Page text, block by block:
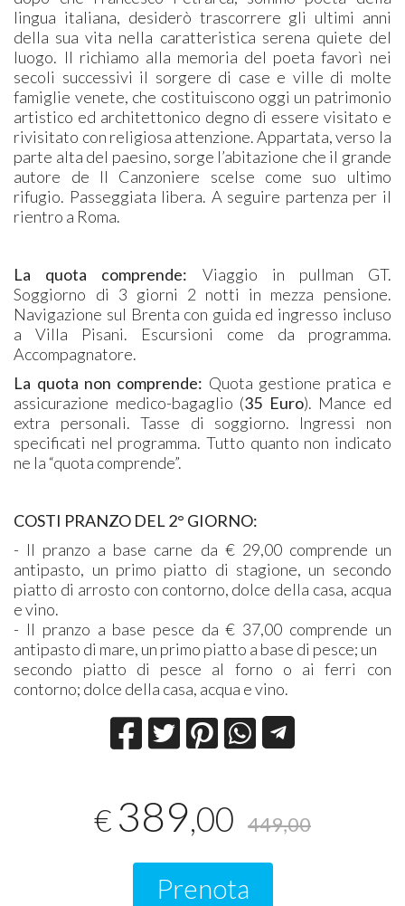
lingua italiana, desiderò trascorrere gli ultimi anni
della sua vita nella caratteristica serena quiete del
luogo. Il richiamo alla memoria del poeta favorì nei
secoli successivi il sorgere di case e ville di molte
famiglie venete, che costituiscono oggi un patrimonio
artistico ed architettonico degno di essere visitato e
rivisitato con religiosa attenzione. Appartata, verso la
parte alta del paesino, sorge l’abitazione che il grande
autore de Il Canzoniere scelse come suo ultimo
rifugio. Passeggiata libera. A seguire partenza per il
rientro a Roma.
La quota comprende: Viaggio in pullman GT.
Soggiorno di 3 giorni 2 notti in mezza pensione.
Navigazione sul Brenta con guida ed ingresso incluso
a Villa Pisani. Escursioni come da programma.
Accompagnatore.
La quota non comprende: Quota gestione pratica e
assicurazione medico-bagaglio (35 Euro). Mance ed
extra personali. Tasse di soggiorno. Ingressi non
specificati nel programma. Tutto quanto non indicato
ne la “quota comprende”.
COSTI PRANZO DEL 2° GIORNO:
- Il pranzo a base carne da € 29,00 comprende un
antipasto, un primo piatto di stagione, un secondo
piatto di arrosto con contorno, dolce della casa, acqua
e vino.
- Il pranzo a base pesce da € 37,00 comprende un
antipasto di mare, un primo piatto a base di pesce; un
secondo piatto di pesce al forno o ai ferri con
contorno; dolce della casa, acqua e vino.​
€ 389,00 449,00
Prenota